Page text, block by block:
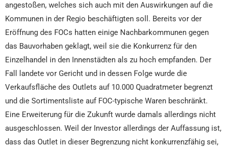
angestoßen, welches sich auch mit den Auswirkungen auf die
Kommunen in der Regio beschäftigten soll. Bereits vor der
Eröffnung des FOCs hatten einige Nachbarkommunen gegen
das Bauvorhaben geklagt, weil sie die Konkurrenz für den
Einzelhandel in den Innenstädten als zu hoch empfanden. Der
Fall landete vor Gericht und in dessen Folge wurde die
Verkaufsfläche des Outlets auf 10.000 Quadratmeter begrenzt
und die Sortimentsliste auf FOC-typische Waren beschränkt.
Eine Erweiterung für die Zukunft wurde damals allerdings nicht
ausgeschlossen. Weil der Investor allerdings der Auffassung ist,
dass das Outlet in dieser Begrenzung nicht konkurrenzfähig sei,